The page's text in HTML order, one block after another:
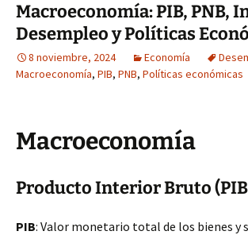
Macroeconomía: PIB, PNB,
Desempleo y Políticas
8 noviembre, 2024 Economía
Macroeconomía, PIB, PNB, Políticas económicas
Macroeconomía
Producto Interior Bruto
PIB: Valor monetario total de los bienes y